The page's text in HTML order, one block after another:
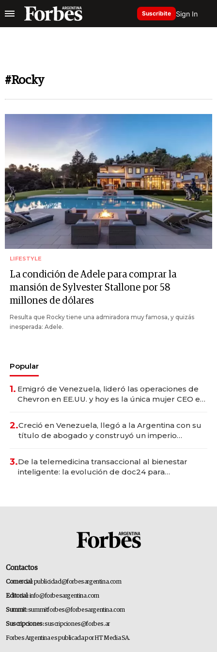
Suscribite Sign In
#Rocky
LIFESTYLE
La condición de Adele para comprar la
mansión de Sylvester Stallone por 58
millones de dólares
Resulta que Rocky tiene una admiradora muy famosa, y quizás
inesperada: Adele.
Popular
1. Emigró de Venezuela, lideró las operaciones de
Chevron en EE.UU. y hoy es la única mujer CEO en
2.Creció en Venezuela, llegó a la Argentina con su
título de abogado y construyó un imperio
3.De la telemedicina transaccional al bienestar
inteligente: la evolución de doc24 para
Contactos
Comercial:publicidad@forbesargentina.com
Editorial:info@forbesargentina.com
Summit:summitforbes@forbesargentina.com
Suscripciones:suscripciones@forbes.ar
Forbes Argentina es publicada por HT Media SA.